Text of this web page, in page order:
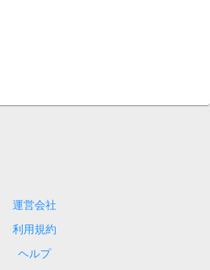
運営会社
利用規約
ヘルプ